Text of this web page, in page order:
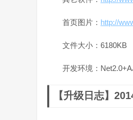
首页图片： http://
文件大小：6180KB
开发环境：
【升级日志】